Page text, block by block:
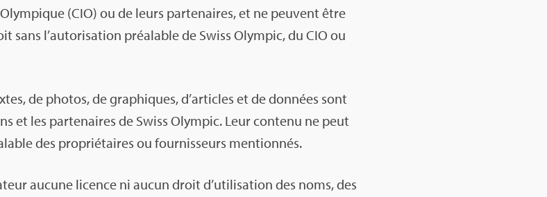
(CIO) ou de leurs par­te­naires, et ne peuvent être
sans l’au­to­ri­sa­tion préa­lable de Swiss Olym­pic, du CIO ou
de pho­tos, de gra­phiques, d’ar­ticles et de don­nées sont
et les par­te­naires de Swiss Olym­pic. Leur contenu ne peut
des pro­prié­taires ou four­nis­seurs men­tion­nés.
aucune licence ni aucun droit d’uti­li­sa­tion des noms, des